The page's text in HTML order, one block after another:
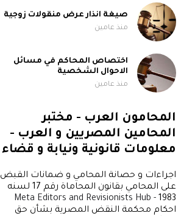
صيغة انذار عرض منقولات زوجية
منذ عامين
اختصاص المحاكم في مسائل
الاحوال الشخصية
منذ عامين
المحامون العرب - مختبر
المحامين المصريين و العرب -
معلومات قانونية ونيابة و قضاء
اجراءات و حصانة المحامي و ضمانات القبض
على المحامي بقانون المحاماة رقم 17 لسنه
1983
- Meta Editors and Revisionists Hub
احكام محكمة النقض المصرية بشأن حق